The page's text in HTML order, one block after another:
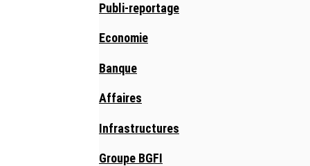
Publi-reportage
Economie
Banque
Affaires
Infrastructures
Groupe BGFI